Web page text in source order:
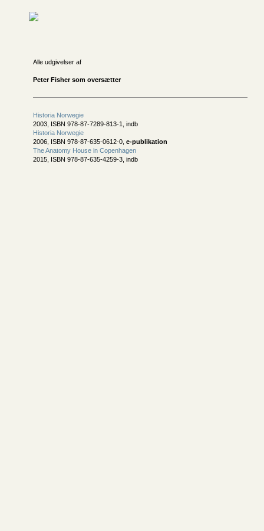
Alle udgivelser af
Peter Fisher som oversætter
Historia Norwegie
2003, ISBN 978-87-7289-813-1, indb
Historia Norwegie
2006, ISBN 978-87-635-0612-0, e-publikation
The Anatomy House in Copenhagen
2015, ISBN 978-87-635-4259-3, indb